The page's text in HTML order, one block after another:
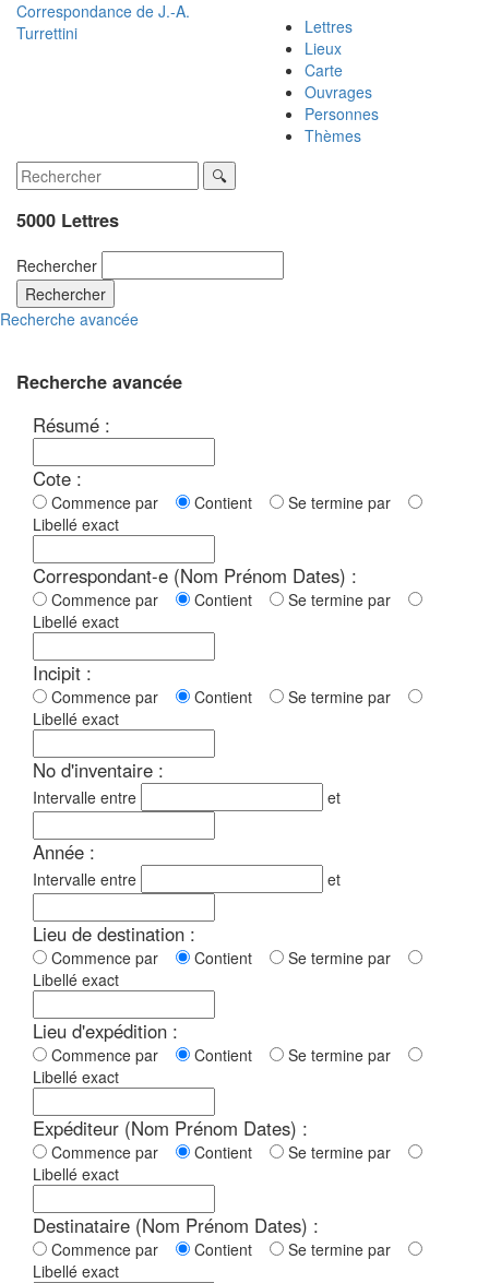
Correspondance de J.-A.
Turrettini
Lettres
Lieux
Carte
Ouvrages
Personnes
Thèmes
5000 Lettres
Rechercher
Rechercher
Recherche avancée
Recherche avancée
Résumé :
Cote :
Commence par Contient
Se termine par
Libellé exact
Correspondant-e (Nom Prénom Dates) :
Commence par Contient
Se termine par
Libellé exact
Incipit :
Commence par Contient
Se termine par
Libellé exact
No d'inventaire :
Intervalle entre et
Année :
Intervalle entre et
Lieu de destination :
Commence par Contient
Se termine par
Libellé exact
Lieu d'expédition :
Commence par Contient
Se termine par
Libellé exact
Expéditeur (Nom Prénom Dates) :
Commence par Contient
Se termine par
Libellé exact
Destinataire (Nom Prénom Dates) :
Commence par Contient
Se termine par
Libellé exact